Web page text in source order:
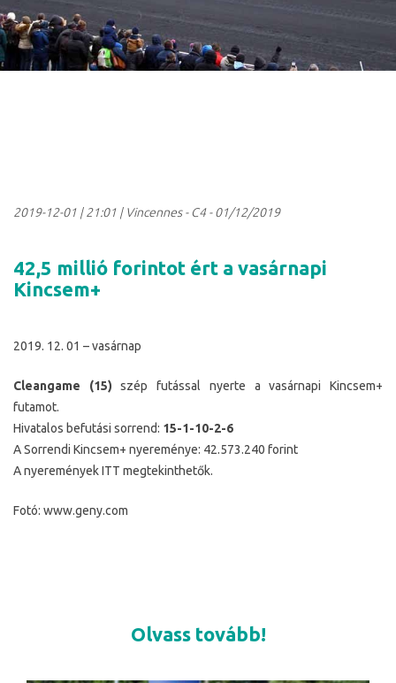
2019-12-01 |21:01 | Vincennes - C4 - 01/12/2019
42,5 millió forintot ért a vasárnapi
Kincsem+
2019. 12. 01 – vasárnap
Cleangame (15) szép futással nyerte a vasárnapi Kincsem+
futamot.
Hivatalos befutási sorrend: 15-1-10-2-6
A Sorrendi Kincsem+ nyereménye: 42.573.240 forint
A nyeremények ITT megtekinthetők.
Fotó: www.geny.com
Olvass tovább!